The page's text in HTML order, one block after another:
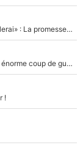
Mercato - OM - «Dès que je prends un club, je t’appellerai» : La promesse de Marcelino au moment de claquer la porte
Victime de racisme contre Murray, Kyrgios pousse un énorme coup de gueule !
!